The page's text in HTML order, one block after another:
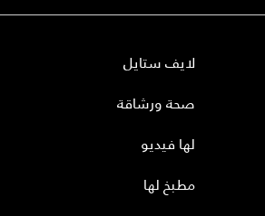
لايف ستايل
صحة ورشاقة
لها فيديو
مطبخ لها